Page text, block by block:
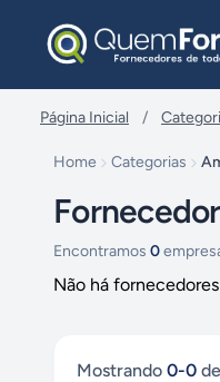
Página Inicial /
Home Categorias
Encontramos 0
Não há
Mostrando 0-0 de